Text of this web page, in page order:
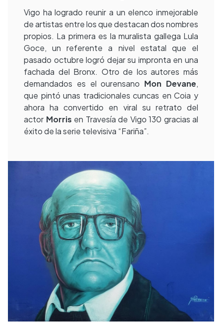
Vigo ha logrado reunir a un elenco inmejorable
de artistas entre los que destacan dos nombres
propios. La primera es la muralista gallega Lula
Goce, un referente a nivel estatal que el
pasado octubre logró dejar su impronta en una
fachada del Bronx. Otro de los autores más
demandados es el ourensano Mon Devane,
que pintó unas tradicionales cuncas en Coia y
ahora ha convertido en viral su retrato del
actor Morris en Travesía de Vigo 130 gracias al
éxito de la serie televisiva “Fariña”.